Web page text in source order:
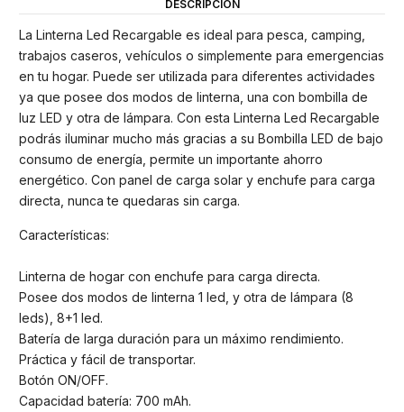
DESCRIPCIÓN
La Linterna Led Recargable es ideal para pesca, camping,
trabajos caseros, vehículos o simplemente para emergencias
en tu hogar. Puede ser utilizada para diferentes actividades
ya que posee dos modos de linterna, una con bombilla de
luz LED y otra de lámpara. Con esta Linterna Led Recargable
podrás iluminar mucho más gracias a su Bombilla LED de bajo
consumo de energía, permite un importante ahorro
energético. Con panel de carga solar y enchufe para carga
directa, nunca te quedaras sin carga.
Características:
Linterna de hogar con enchufe para carga directa.
Posee dos modos de linterna 1 led, y otra de lámpara (8
leds), 8+1 led.
Batería de larga duración para un máximo rendimiento.
Práctica y fácil de transportar.
Botón ON/OFF.
Capacidad batería: 700 mAh.